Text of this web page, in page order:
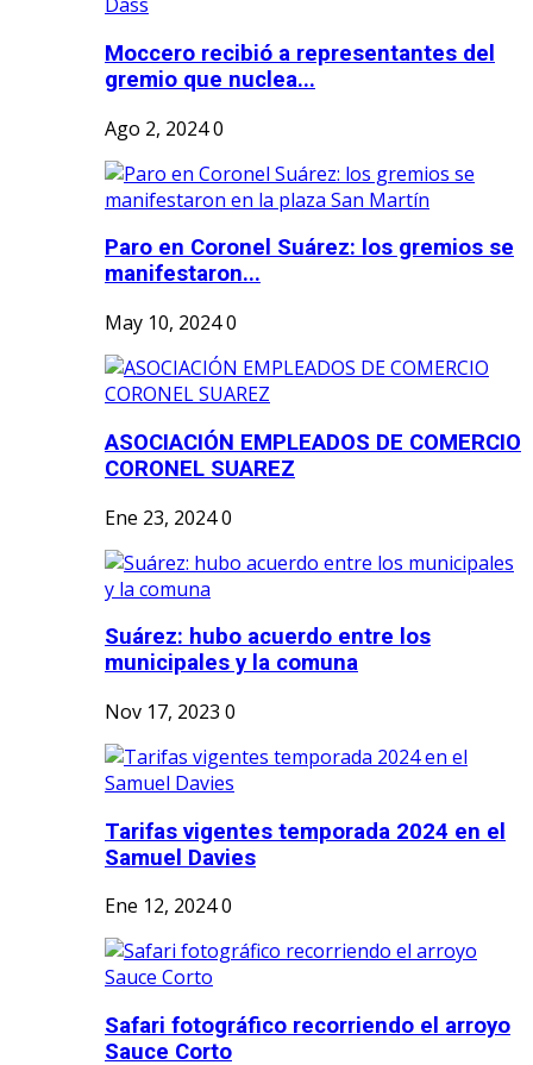
Moccero recibió a representantes del
gremio que nuclea...
Ago 2, 20240
Paro en Coronel Suárez: los gremios se
manifestaron...
May 10, 20240
ASOCIACIÓN EMPLEADOS DE COMERCIO
CORONEL SUAREZ
Ene 23, 20240
Suárez: hubo acuerdo entre los
municipales y la comuna
Nov 17, 2023 0
Tarifas vigentes temporada 2024 en el
Samuel Davies
Ene 12, 20240
Safari fotográfico recorriendo el arroyo
Sauce Corto